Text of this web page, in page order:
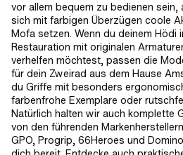
vor allem bequem zu bedienen
sich mit farbigen Überzügen coole
Mofa setzen. Wenn du deinem Hödi
Restauration mit originalen
verhelfen möchtest, passen die
für dein Zweirad aus dem Hause
du Griffe mit besonders
farbenfrohe Exemplare oder
Natürlich halten wir auch komplette
von den führenden
GPO, Progrip, 66Heroes und